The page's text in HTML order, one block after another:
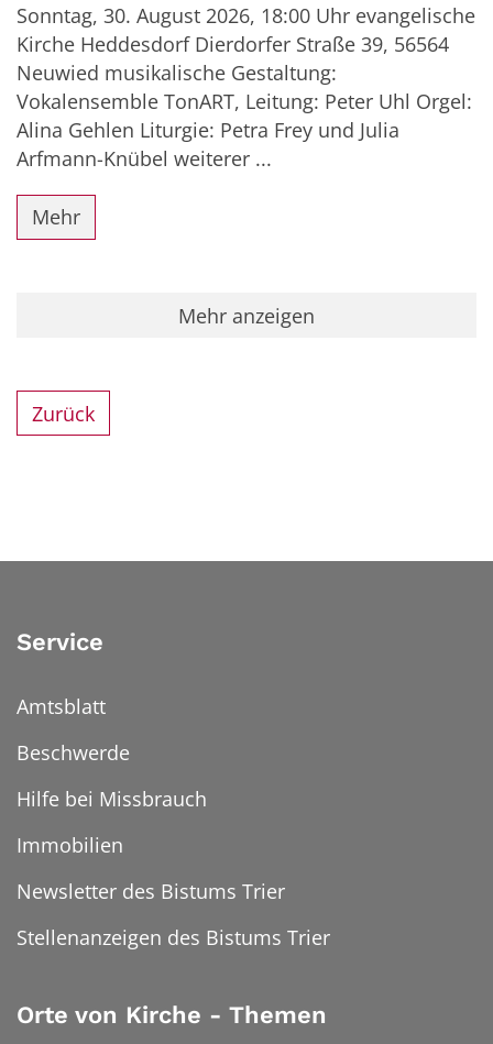
Sonntag, 30. August 2026, 18:00 Uhr evangelische
Kirche Heddesdorf Dierdorfer Straße 39, 56564
Neuwied musikalische Gestaltung:
Vokalensemble TonART, Leitung: Peter Uhl Orgel:
Alina Gehlen Liturgie: Petra Frey und Julia
Arfmann-Knübel weiterer ...
Mehr
Mehr anzeigen
Zurück
Service
Amtsblatt
Beschwerde
Hilfe bei Missbrauch
Immobilien
Newsletter des Bistums Trier
Stellenanzeigen des Bistums Trier
Orte von Kirche - Themen